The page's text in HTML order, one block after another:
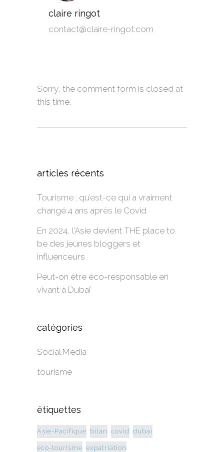
claire ringot
contact@claire-ringot.com
Sorry, the comment form is closed at
this time.
articles récents
Tourisme : qu’est-ce qui a vraiment
changé 4 ans après le Covid
En 2024, l’Asie devient THE place to
be des jeunes bloggers et
influenceurs
Peut-on être éco-responsable en
vivant à Dubaï
catégories
Social Media
tourisme
étiquettes
Asie-Pacifique bilan covid dubai
eco-tourisme expatriation